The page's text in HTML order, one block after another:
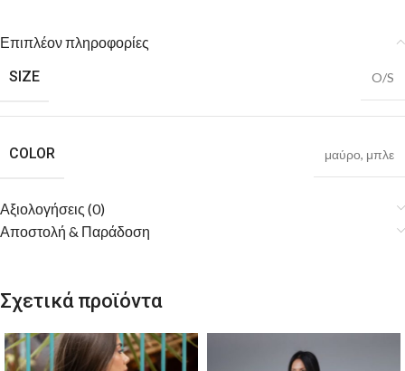
Επιπλέον πληροφορίες
SIZE
O/S
COLOR μαύρο, μπλε
Αξιολογήσεις (0)
Αποστολή & Παράδοση
Σχετικά προϊόντα